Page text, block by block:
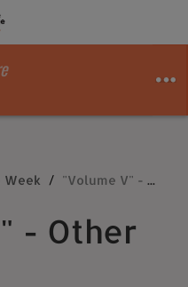
Week "Volume V" - Other Lives
- Other